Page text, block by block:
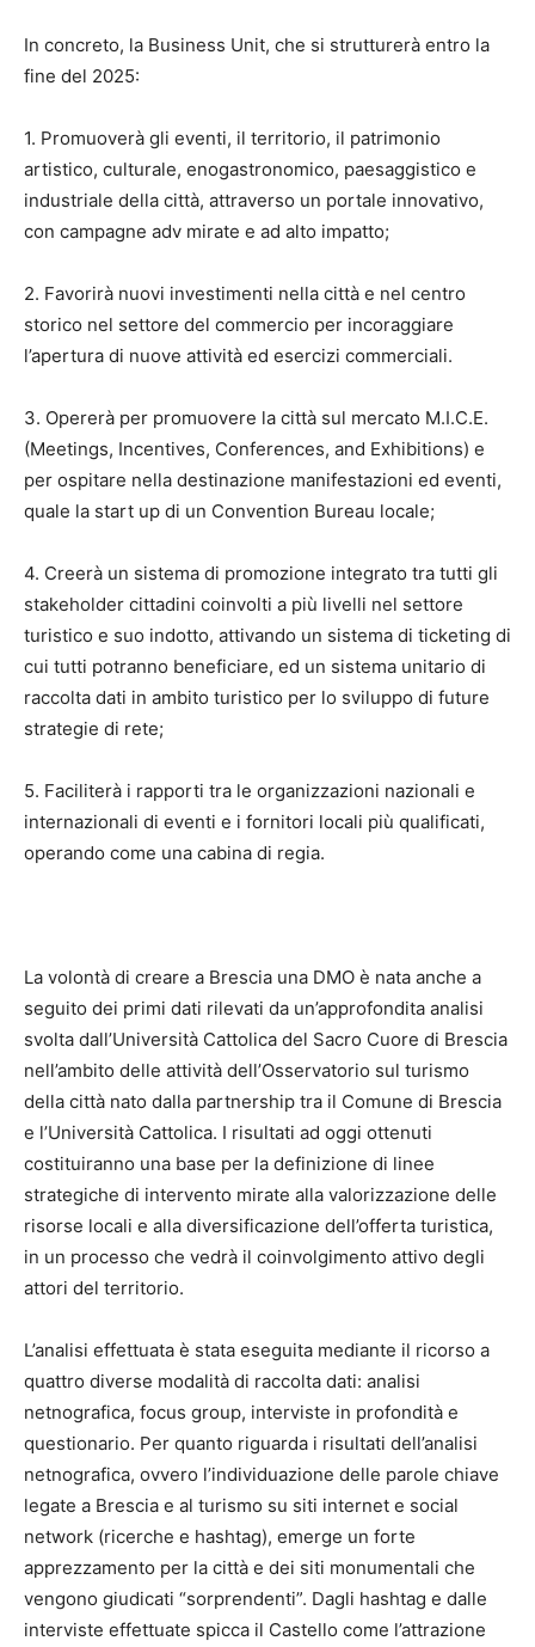
In concreto, la Business Unit, che si strutturerà entro la
fine del 2025:
1. Promuoverà gli eventi, il territorio, il patrimonio
artistico, culturale, enogastronomico, paesaggistico e
industriale della città, attraverso un portale innovativo,
con campagne adv mirate e ad alto impatto;
2. Favorirà nuovi investimenti nella città e nel centro
storico nel settore del commercio per incoraggiare
l’apertura di nuove attività ed esercizi commerciali.
3. Opererà per promuovere la città sul mercato M.I.C.E.
(Meetings, Incentives, Conferences, and Exhibitions) e
per ospitare nella destinazione manifestazioni ed eventi,
quale la start up di un Convention Bureau locale;
4. Creerà un sistema di promozione integrato tra tutti gli
stakeholder cittadini coinvolti a più livelli nel settore
turistico e suo indotto, attivando un sistema di ticketing di
cui tutti potranno beneficiare, ed un sistema unitario di
raccolta dati in ambito turistico per lo sviluppo di future
strategie di rete;
5. Faciliterà i rapporti tra le organizzazioni nazionali e
internazionali di eventi e i fornitori locali più qualificati,
operando come una cabina di regia.
La volontà di creare a Brescia una DMO è nata anche a
seguito dei primi dati rilevati da un’approfondita analisi
svolta dall’Università Cattolica del Sacro Cuore di Brescia
nell’ambito delle attività dell’Osservatorio sul turismo
della città nato dalla partnership tra il Comune di Brescia
e l’Università Cattolica. I risultati ad oggi ottenuti
costituiranno una base per la definizione di linee
strategiche di intervento mirate alla valorizzazione delle
risorse locali e alla diversificazione dell’offerta turistica,
in un processo che vedrà il coinvolgimento attivo degli
attori del territorio.
L’analisi effettuata è stata eseguita mediante il ricorso a
quattro diverse modalità di raccolta dati: analisi
netnografica, focus group, interviste in profondità e
questionario. Per quanto riguarda i risultati dell’analisi
netnografica, ovvero l’individuazione delle parole chiave
legate a Brescia e al turismo su siti internet e social
network (ricerche e hashtag), emerge un forte
apprezzamento per la città e dei siti monumentali che
vengono giudicati “sorprendenti”. Dagli hashtag e dalle
interviste effettuate spicca il Castello come l’attrazione